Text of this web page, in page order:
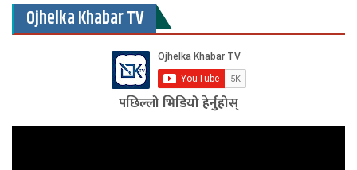
Ojhelka Khabar TV
पछिल्लो भिडियो हेर्नुहोस्